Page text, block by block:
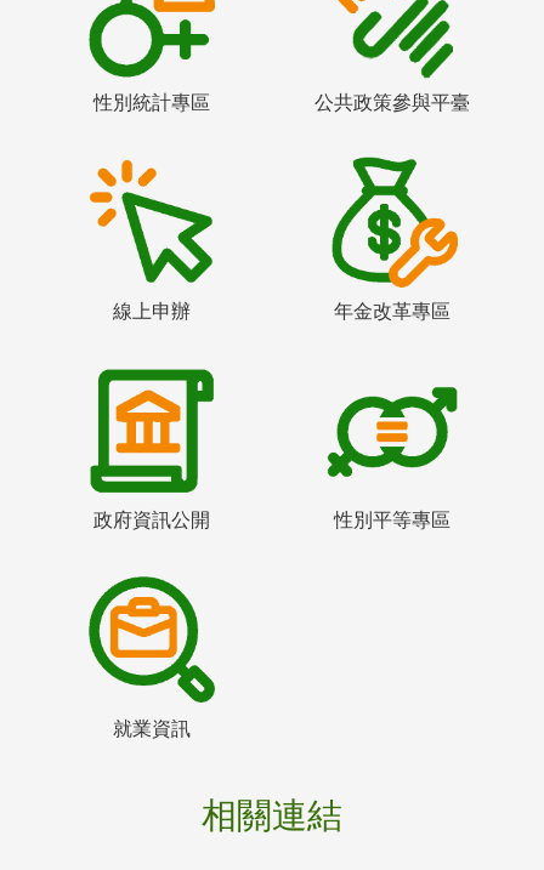
性別統計專區 公共政策參與平臺
線上申辦 年金改革專區
政府資訊公開 性別平等專區
就業資訊
相關連結